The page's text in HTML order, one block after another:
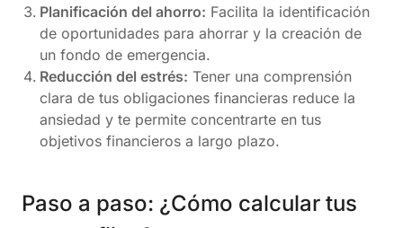
Planificación del ahorro: Facilita la identificación
de oportunidades para ahorrar y la creación de
un fondo de emergencia.
Reducción del estrés: Tener una comprensión
clara de tus obligaciones financieras reduce la
ansiedad y te permite concentrarte en tus
objetivos financieros a largo plazo.
Paso a paso: ¿Cómo calcular tus